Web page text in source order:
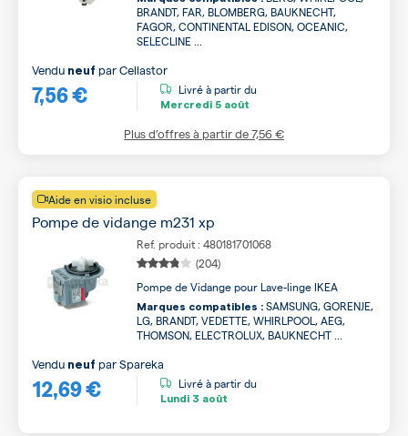
BRANDT, FAR, BLOMBERG, BAUKNECHT,
FAGOR, CONTINENTAL EDISON, OCEANIC,
SELECLINE ...
7,56 €
Vendu neuf parCellastor
Livré à partir du
Mercredi 5 août
Plus d’offres à partir de7,56 €
Aide en visio incluse
Pompe de vidange m231 xp
Ref. produit : 480181701068
(204)
Pompe de Vidange pour Lave-linge IKEA
Marques compatibles : SAMSUNG, GORENJE,
LG, BRANDT, VEDETTE, WHIRLPOOL, AEG,
THOMSON, ELECTROLUX, BAUKNECHT ...
12,69 €
Vendu neuf parSpareka
Livré à partir du
Lundi 3 août